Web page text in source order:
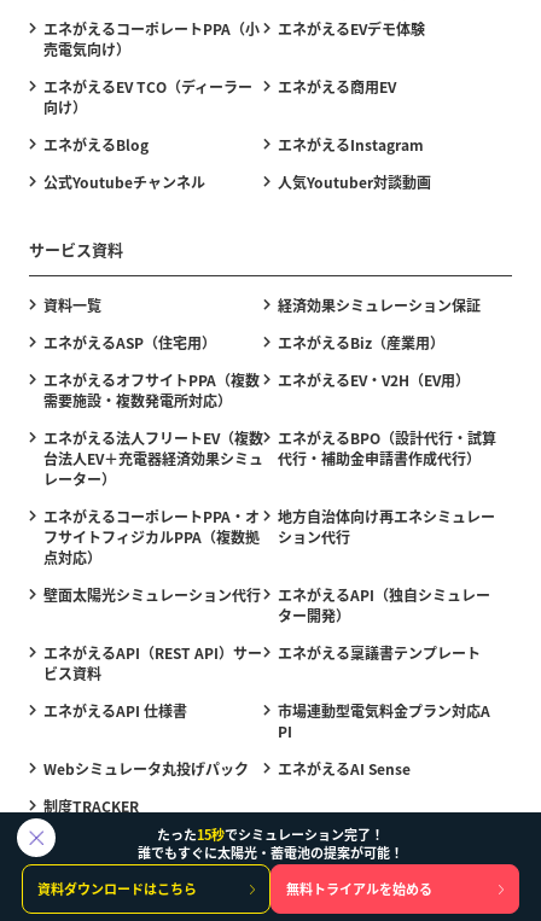
エネがえるコーポレートPPA（小
売電気向け）
エネがえるEVデモ体験
エネがえるEV TCO（ディーラー
向け）
エネがえる商用EV
エネがえるBlog
エネがえるInstagram
公式Youtubeチャンネル
人気Youtuber対談動画
サービス資料
資料一覧
経済効果シミュレーション保証
エネがえるASP（住宅用）
エネがえるBiz（産業用）
エネがえるオフサイトPPA（複数
需要施設・複数発電所対応）
エネがえるEV・V2H（EV用）
エネがえる法人フリートEV（複数
台法人EV＋充電器経済効果シミュ
レーター）
エネがえるBPO（設計代行・試算
代行・補助金申請書作成代行）
エネがえるコーポレートPPA・オ
フサイトフィジカルPPA（複数拠
点対応）
地方自治体向け再エネシミュレー
ション代行
壁面太陽光シミュレーション代行
エネがえるAPI（独自シミュレー
ター開発）
エネがえるAPI（REST API）サー
ビス資料
エネがえる稟議書テンプレート
エネがえるAPI 仕様書
市場連動型電気料金プラン対応A
PI
Webシミュレータ丸投げパック
エネがえるAI Sense
制度TRACKER
利用規約（SaaS） 利用規約（API）
利用規約（BPO・BPaaS）
個人情報の取り扱い
経済効果シミュレーション比較
たった15秒でシミュレーション完了！
誰でもすぐに太陽光・蓄電池の提案が可能！
資料ダウンロードはこちら
無料トライアルを始める